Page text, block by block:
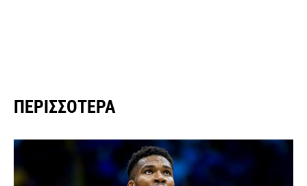
ΠΕΡΙΣΣΌΤΕΡΑ